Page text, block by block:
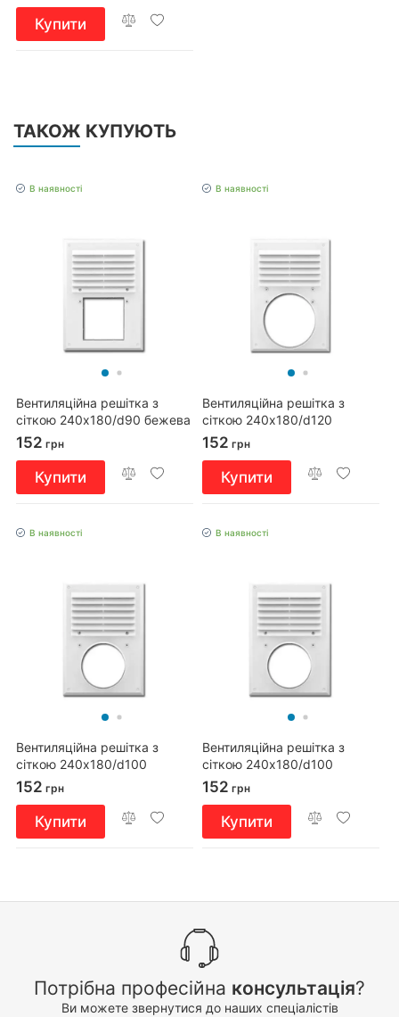
Купити
ТАКОЖ КУПУЮТЬ
В наявності
Вентиляційна решітка з
сіткою 240x180/d90 бежева
152 грн
Купити
В наявності
Вентиляційна решітка з
сіткою 240x180/d120
бежева
152 грн
Купити
В наявності
Вентиляційна решітка з
сіткою 240x180/d100
коричнева
152 грн
Купити
В наявності
Вентиляційна решітка з
сіткою 240x180/d100
152 грн
Купити
Потрібна професійна консультація?
Ви можете звернутися до наших спеціалістів